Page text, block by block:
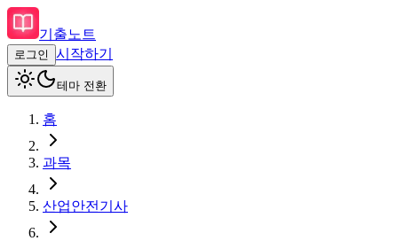
기출노트
로그인 시작하기
테마 전환
홈
과목
산업안전기사